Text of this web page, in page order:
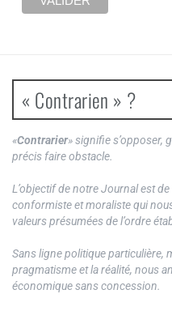
« Contrarien » ?
«Contrarier» signifie s’opposer,
précis faire obstacle.
L’objectif de notre Journal est
conformiste et moraliste qui
valeurs présumées de l’ordre
Sans ligne politique particulière,
pragmatisme et la réalité, nous
économique sans concession.